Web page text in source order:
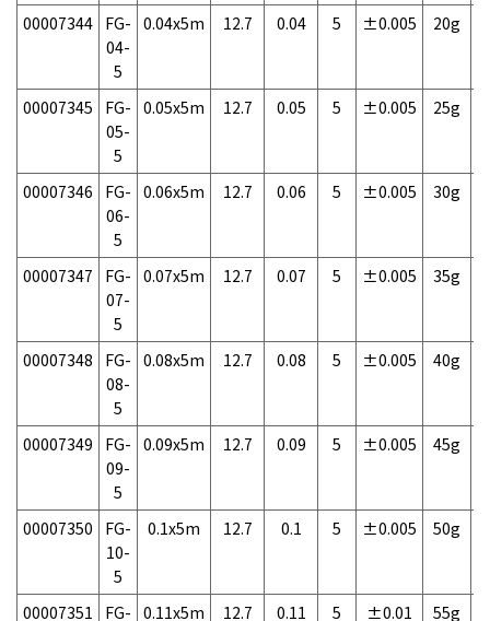
00007344 FG-
04-
5
0.04x5m 12.7 0.04 5 ±0.005 20g
00007345
FG-
05-
5
0.05x5m 12.7 0.05 5 ±0.005 25g
00007346
FG-
06-
5
0.06x5m 12.7 0.06 5 ±0.005 30g
00007347
FG-
07-
5
0.07x5m 12.7 0.07 5 ±0.005 35g
00007348
FG-
08-
5
0.08x5m 12.7 0.08 5 ±0.005 40g
00007349
FG-
09-
5
0.09x5m 12.7 0.09 5 ±0.005 45g
00007350
FG-
10-
5
0.1x5m 12.7 0.1 5 ±0.005 50g
00007351
FG- 0.11x5m 12.7 0.11 5 ±0.01 55g